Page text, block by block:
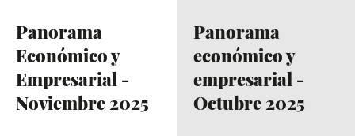
Panorama
Económico y
Empresarial -
Noviembre 2025
Panorama
económico y
empresarial -
Octubre 2025